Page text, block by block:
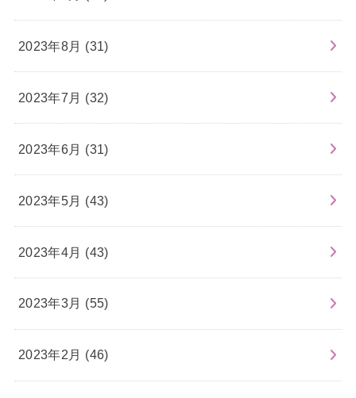
2023年8月 (31)
2023年7月 (32)
2023年6月 (31)
2023年5月 (43)
2023年4月 (43)
2023年3月 (55)
2023年2月 (46)